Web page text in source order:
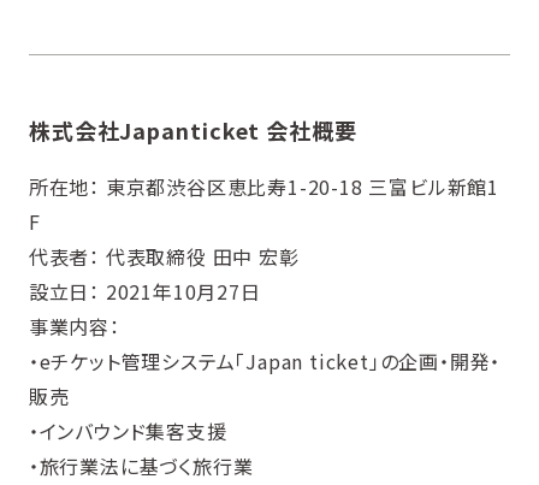
株式会社Japanticket 会社概要
所在地： 東京都渋谷区恵比寿1-20-18 三富ビル新館1
F
代表者： 代表取締役 田中 宏彰
設立日： 2021年10月27日
事業内容：
・eチケット管理システム「Japan ticket」の企画・開発・
販売
・インバウンド集客支援
・旅行業法に基づく旅行業